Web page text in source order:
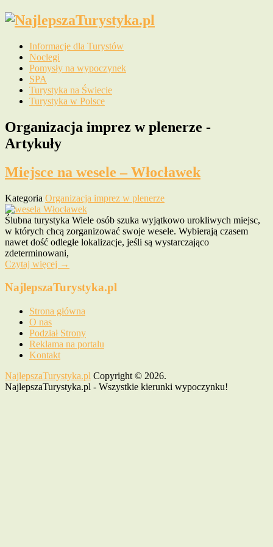
Informacje dla Turystów
Noclegi
Pomysły na wypoczynek
SPA
Turystyka na Świecie
Turystyka w Polsce
Organizacja imprez w plenerze -
Artykuły
Miejsce na wesele – Włocławek
Kategoria Organizacja imprez w plenerze
Ślubna turystyka Wiele osób szuka wyjątkowo urokliwych miejsc,
w których chcą zorganizować swoje wesele. Wybierają czasem
nawet dość odległe lokalizacje, jeśli są wystarczająco
zdeterminowani,
Czytaj więcej →
NajlepszaTurystyka.pl
Strona główna
O nas
Podział Strony
Reklama na portalu
Kontakt
NajlepszaTurystyka.pl Copyright © 2026.
NajlepszaTurystyka.pl - Wszystkie kierunki wypoczynku!